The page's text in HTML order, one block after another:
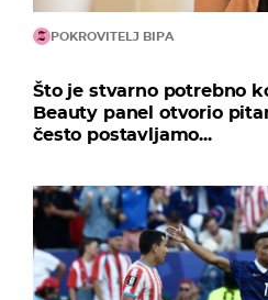
POKROVITELJ BIPA
Što je stvarno potrebno
Beauty panel otvorio
često postavljamo...